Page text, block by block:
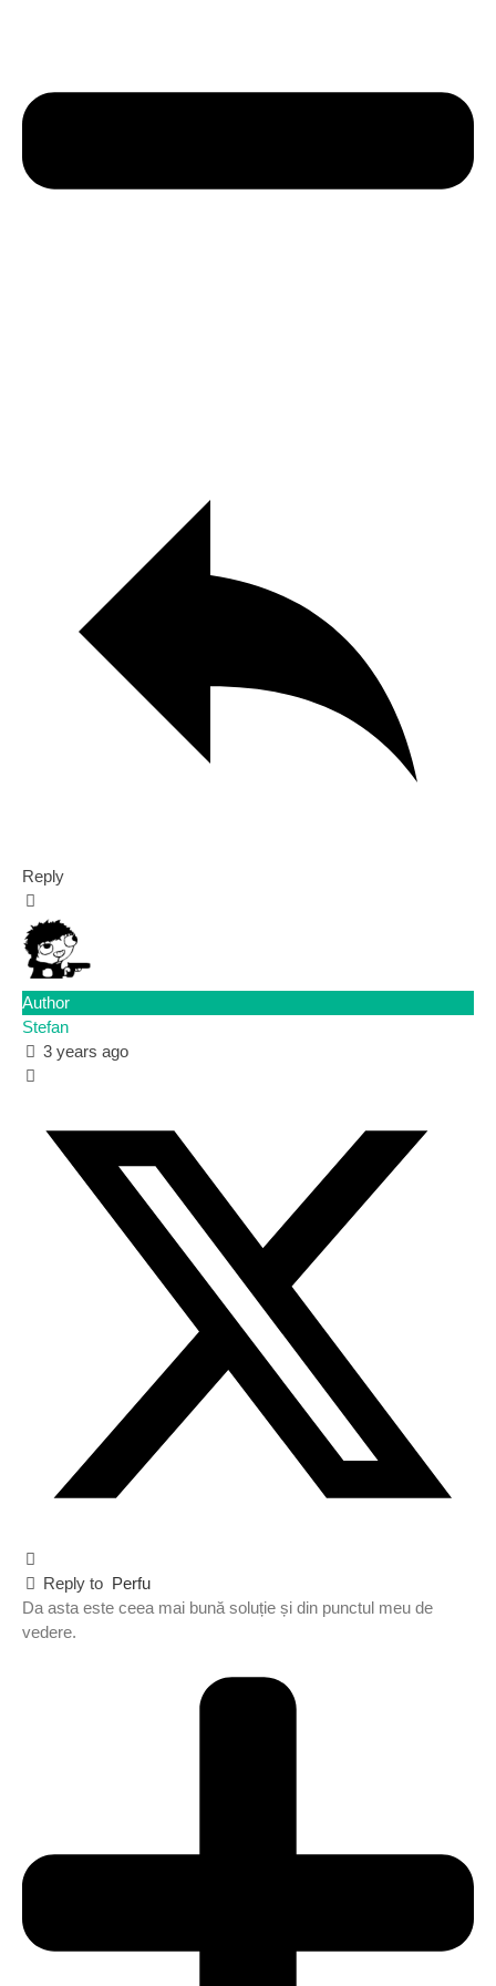
Reply
Author
Stefan
3 years ago
Reply to Perfu
Da asta este ceea mai bună soluție și din punctul meu de
vedere.